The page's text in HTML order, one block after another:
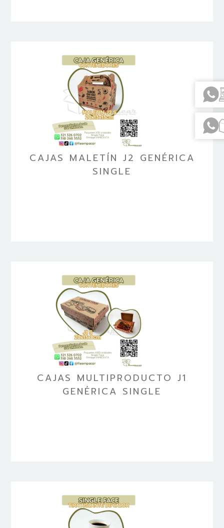
CAJAS MALETÍN J2 GENÉRICA
SINGLE
CAJAS MULTIPRODUCTO J1
GENÉRICA SINGLE